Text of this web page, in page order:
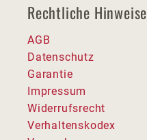
Rechtliche Hinweise
AGB
Datenschutz
Garantie
Impressum
Widerrufsrecht
Verhaltenskodex